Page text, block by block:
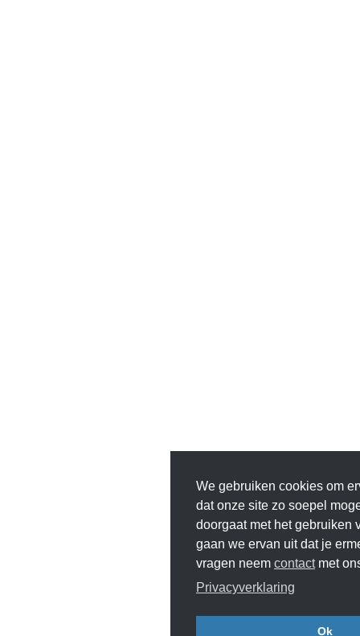
We gebruiken cookies om
dat onze site zo soepel
doorgaat met het gebruiken
gaan we ervan uit dat je
vragen neem contactmet
Privacyverklaring
Ok